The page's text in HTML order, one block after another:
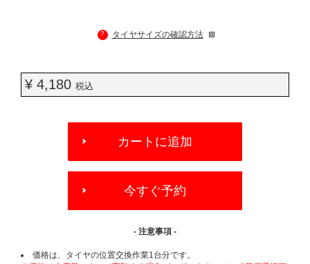
? タイヤサイズの確認方法
¥ 4,180 税込
OPTIONS
カートに追加
今すぐ予約
- 注意事項 -
価格は、タイヤの位置交換作業1台分です。